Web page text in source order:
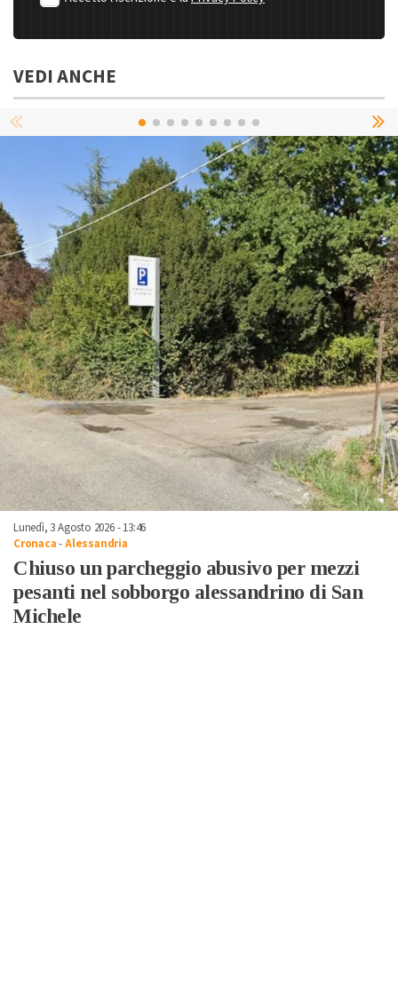
VEDI ANCHE
Lunedì, 3 Agosto 2026 - 13:46
Cronaca-Alessandria
Chiuso un parcheggio abusivo per mezzi
pesanti nel sobborgo alessandrino di San
Michele